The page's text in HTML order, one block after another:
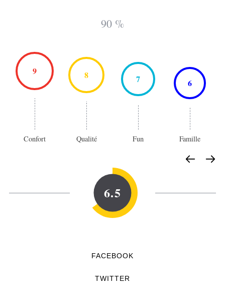
90 %
9
Confort
8
Qualité
7
Fun
6
Famille
6.5
FACEBOOK
TWITTER